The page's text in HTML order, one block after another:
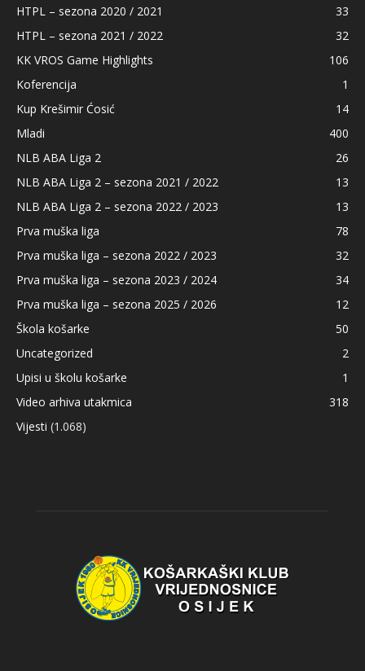
HTPL – sezona 2020 / 2021
33
HTPL – sezona 2021 / 2022
32
KK VROS Game Highlights
106
Koferencija
1
Kup Krešimir Ćosić
14
Mladi
400
NLB ABA Liga 2
26
NLB ABA Liga 2 – sezona 2021 / 2022
13
NLB ABA Liga 2 – sezona 2022 / 2023
13
Prva muška liga
78
Prva muška liga – sezona 2022 / 2023
32
Prva muška liga – sezona 2023 / 2024
34
Prva muška liga – sezona 2025 / 2026
12
Škola košarke
50
Uncategorized
2
Upisi u školu košarke
1
Video arhiva utakmica
318
Vijesti (1.068)